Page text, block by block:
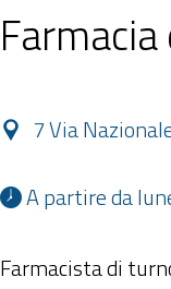
Farmacia
7 Via
A partire da
Farmacista di